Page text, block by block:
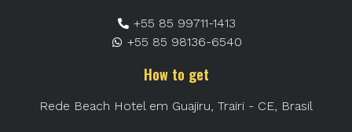
+55 85 99711-1413
+55 85 98136-6540
How to get
Rede Beach Hotel em Guajiru, Trairi - CE, Brasil